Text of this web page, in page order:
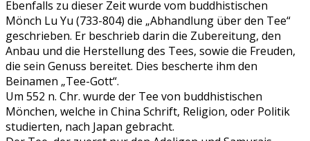
Ebenfalls zu dieser Zeit wurde vom buddhistischen
Mönch Lu Yu (733-804) die „Abhandlung über den Tee“
geschrieben. Er beschrieb darin die Zubereitung, den
Anbau und die Herstellung des Tees, sowie die Freuden,
die sein Genuss bereitet. Dies bescherte ihm den
Beinamen „Tee-Gott“.
Um 552 n. Chr. wurde der Tee von buddhistischen
Mönchen, welche in China Schrift, Religion, oder Politik
studierten, nach Japan gebracht.